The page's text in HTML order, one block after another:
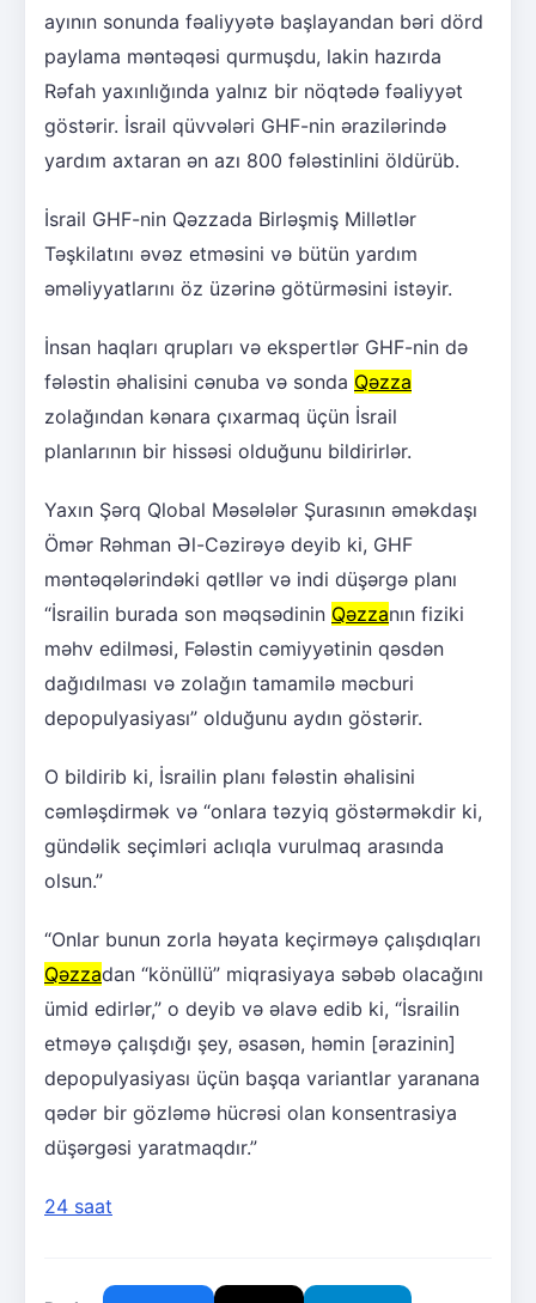
ayının sonunda fəaliyyətə başlayandan bəri dörd
paylama məntəqəsi qurmuşdu, lakin hazırda
Rəfah yaxınlığında yalnız bir nöqtədə fəaliyyət
göstərir. İsrail qüvvələri GHF-nin ərazilərində
yardım axtaran ən azı 800 fələstinlini öldürüb.
İsrail GHF-nin Qəzzada Birləşmiş Millətlər
Təşkilatını əvəz etməsini və bütün yardım
əməliyyatlarını öz üzərinə götürməsini istəyir.
İnsan haqları qrupları və ekspertlər GHF-nin də
fələstin əhalisini cənuba və sonda Qəzza
zolağından kənara çıxarmaq üçün İsrail
planlarının bir hissəsi olduğunu bildirirlər.
Yaxın Şərq Qlobal Məsələlər Şurasının əməkdaşı
Ömər Rəhman Əl-Cəzirəyə deyib ki, GHF
məntəqələrindəki qətllər və indi düşərgə planı
“İsrailin burada son məqsədinin Qəzzanın fiziki
məhv edilməsi, Fələstin cəmiyyətinin qəsdən
dağıdılması və zolağın tamamilə məcburi
depopulyasiyası” olduğunu aydın göstərir.
O bildirib ki, İsrailin planı fələstin əhalisini
cəmləşdirmək və “onlara təzyiq göstərməkdir ki,
gündəlik seçimləri aclıqla vurulmaq arasında
olsun.”
“Onlar bunun zorla həyata keçirməyə çalışdıqları
Qəzzadan “könüllü” miqrasiyaya səbəb olacağını
ümid edirlər,” o deyib və əlavə edib ki, “İsrailin
etməyə çalışdığı şey, əsasən, həmin [ərazinin]
depopulyasiyası üçün başqa variantlar yaranana
qədər bir gözləmə hücrəsi olan konsentrasiya
düşərgəsi yaratmaqdır.”
24 saat